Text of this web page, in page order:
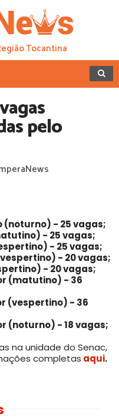
Tocantina
pelo
(noturno) - 25 vagas;
- 25 vagas;
- 25 vagas;
- 20 vagas;
- 20 vagas;
(matutino) - 36
(vespertino) - 36
(noturno) - 18 vagas;
na unidade do Senac,
completas aqui.